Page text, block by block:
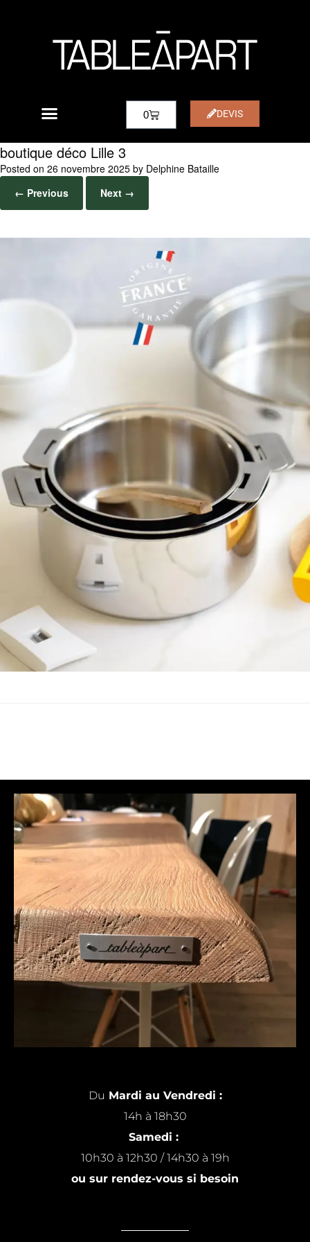
0 DEVIS
boutique déco Lille 3
Posted on 26 novembre 2025 by Delphine Bataille
← Previous
Next →
Du Mardi au Vendredi :
14h à 18h30
Samedi :
10h30 à 12h30 / 14h30 à 19h
ou sur rendez-vous si besoin